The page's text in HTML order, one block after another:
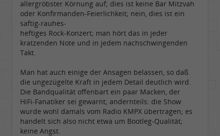
allergröbster Körnung auf; dies ist keine Bar Mitzvah
oder Konfirmanden-Feierlichkeit; nein, dies ist ein
saftig-rauhes-
heftiges Rock-Konzert; man hört das in jeder
kratzenden Note und in jedem nachschwingenden
Takt.
Man hat auch einige der Ansagen belassen, so daß
die ungezügelte Kraft in jedem Detail deutlich wird.
Die Bandqualität offenbart ein paar Macken, der
HiFi-Fanatiker sei gewarnt; andernteils: die Show
wurde wohl damals vom Radio KMPX übertragen; es
handelt sich also nicht etwa um Bootleg-Qualität;
keine Angst.